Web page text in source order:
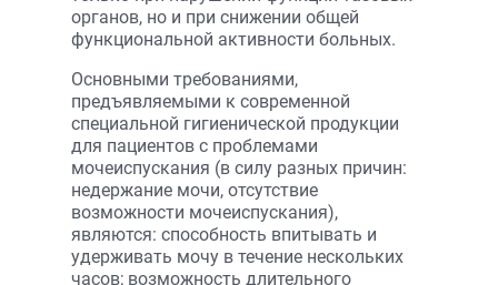
органов, но и при снижении общей
функциональной активности больных.
Основными требованиями,
предъявляемыми к современной
специальной гигиенической продукции
для пациентов с проблемами
мочеиспускания (в силу разных причин:
недержание мочи, отсутствие
возможности мочеиспускания),
являются: способность впитывать и
удерживать мочу в течение нескольких
часов; возможность длительного